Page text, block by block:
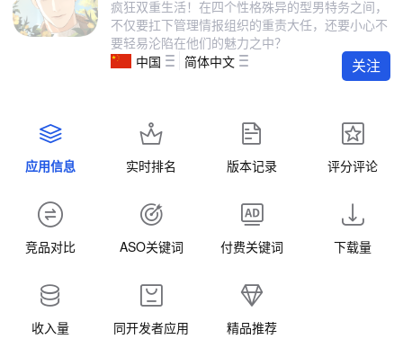
疯狂双重生活！在四个性格殊异的型男特务之间，
不仅要扛下管理情报组织的重责大任，还要小心不
要轻易沦陷在他们的魅力之中？
中国
简体中文 关注
应用信息 实时排名 版本记录 评分评论
竞品对比 ASO关键词 付费关键词 下载量
收入量 同开发者应用 精品推荐